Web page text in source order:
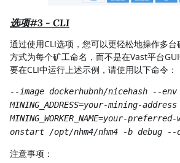
选项#3 - CLI
通过使用CLI选项，您可以更轻松地操作多
方式为每个矿工命名，而不是在Vast平台GUI
要在CLI中运行上述示例，请使用以下命令：
--image dockerhubnh/nicehash --
MINING_ADDRESS=your-mining-
MINING_WORKER_NAME=your-
onstart /opt/nhm4/nhm4 -b debug
注意事项：